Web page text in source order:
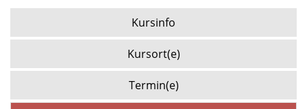
Kursinfo
Kursort(e)
Termin(e)